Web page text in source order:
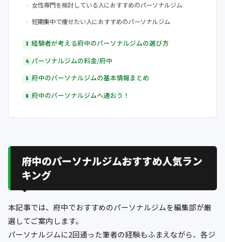
女性専門を検討している人におすすめのパーソナルジム
短期集中で痩せたい人におすすめのパーソナルジム
経験者が考える府中のパーソナルジムの選び方
パーソナルジムの料金/府中
府中のパーソナルジムの基本情報まとめ
府中のパーソナルジムへ通おう！
府中のパーソナルジムおすすめ人気ラン
キング
本記事では、府中でおすすめのパーソナルジムを編集部が厳
選してご案内します。
パーソナルジムに2回通った筆者の経験もふまえながら、各ジ